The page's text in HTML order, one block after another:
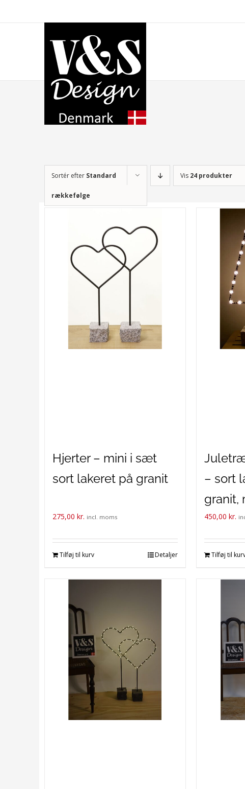
Sortér efter Standard
rækkefølge
Vis 24 produkter
Hjerter – mini i sæt
sort lakeret på granit
275,00 kr. incl. moms
Tilføj til kurv Detaljer
– sort
granit,
450,00 kr.
Tilføj til